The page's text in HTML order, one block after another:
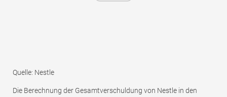
Quelle: Nestle
Die Berechnung der Gesamtverschuldung von Nestle in den